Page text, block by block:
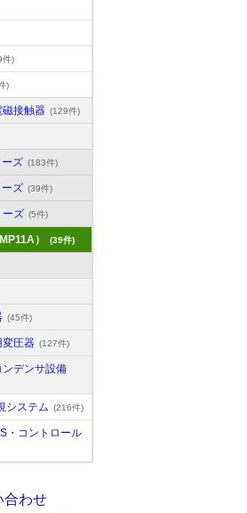
件)
)
磁接触器 (129件)
ズ (183件)
ズ (39件)
ーズ (5件)
） (39件)
(45件)
変圧器 (127件)
ンデンサ設備
システム (216件)
・コントロール